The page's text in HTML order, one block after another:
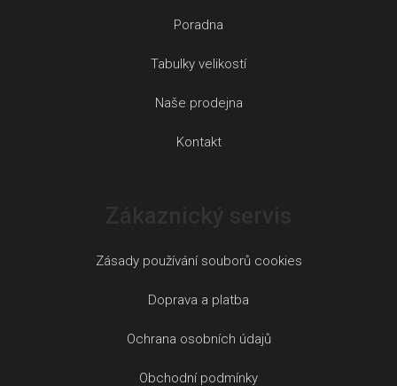
Poradna
Tabulky velikostí
Naše prodejna
Kontakt
Zásady používání souborů cookies
Doprava a platba
Ochrana osobních údajů
Obchodní podmínky